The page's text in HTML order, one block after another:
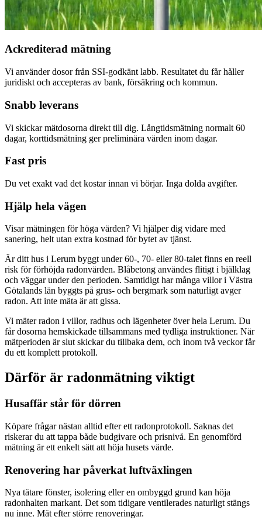
Ackrediterad mätning
Vi använder dosor från SSI-godkänt labb. Resultatet du får håller
juridiskt och accepteras av bank, försäkring och kommun.
Snabb leverans
Vi skickar mätdosorna direkt till dig. Långtidsmätning normalt 60
dagar, korttidsmätning ger preliminära värden inom dagar.
Fast pris
Du vet exakt vad det kostar innan vi börjar. Inga dolda avgifter.
Hjälp hela vägen
Visar mätningen för höga värden? Vi hjälper dig vidare med
sanering, helt utan extra kostnad för bytet av tjänst.
Är ditt hus i Lerum byggt under 60-, 70- eller 80-talet finns en reell
risk för förhöjda radonvärden. Blåbetong användes flitigt i bjälklag
och väggar under den perioden. Samtidigt har många villor i Västra
Götalands län byggts på grus- och bergmark som naturligt avger
radon. Att inte mäta är att gissa.
Vi mäter radon i villor, radhus och lägenheter över hela Lerum. Du
får dosorna hemskickade tillsammans med tydliga instruktioner. När
mätperioden är slut skickar du tillbaka dem, och inom två veckor får
du ett komplett protokoll.
Därför är radonmätning viktigt
Husaffär står för dörren
Köpare frågar nästan alltid efter ett radonprotokoll. Saknas det
riskerar du att tappa både budgivare och prisnivå. En genomförd
mätning är ett enkelt sätt att höja husets värde.
Renovering har påverkat luftväxlingen
Nya tätare fönster, isolering eller en ombyggd grund kan höja
radonhalten markant. Det som tidigare ventilerades naturligt stängs
nu inne. Mät efter större renoveringar.